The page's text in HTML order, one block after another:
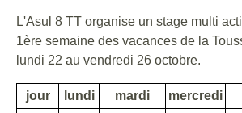
L'Asul 8 TT organise un stage multi
1ère semaine des vacances de la
lundi 22 au vendredi 26 octobre.
jour lundi mardi mercredi